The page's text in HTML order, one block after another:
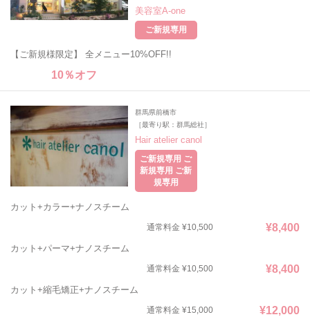
美容室A-one
ご新規専用
【ご新規様限定】 全メニュー10%OFF!!
10％オフ
群馬県前橋市
［最寄り駅：群馬総社］
Hair atelier canol
ご新規専用 ご
新規専用 ご新
規専用
カット+カラー+ナノスチーム
通常料金 ¥10,500 ¥8,400
カット+パーマ+ナノスチーム
通常料金 ¥10,500 ¥8,400
カット+縮毛矯正+ナノスチーム
通常料金 ¥15,000 ¥12,000